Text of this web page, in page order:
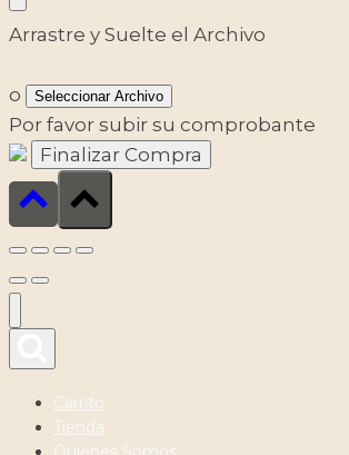
Arrastre y Suelte el Archivo
o Seleccionar Archivo
Por favor subir su comprobante
Carrito
Tienda